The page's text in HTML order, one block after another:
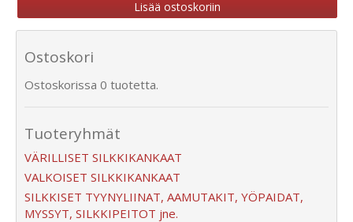
Ostoskori
Ostoskorissa 0 tuotetta.
Tuoteryhmät
VÄRILLISET SILKKIKANKAAT
VALKOISET SILKKIKANKAAT
SILKKISET TYYNYLIINAT, AAMUTAKIT, YÖPAIDAT,
MYSSYT, SILKKIPEITOT jne.